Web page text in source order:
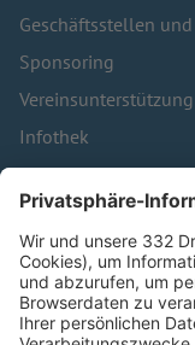
Geschäftsstellen
Sponsoring
Vereinsunterstützung
Infothek
Kontakt
HÄUFIG
Pässe und
Trainerausbildung